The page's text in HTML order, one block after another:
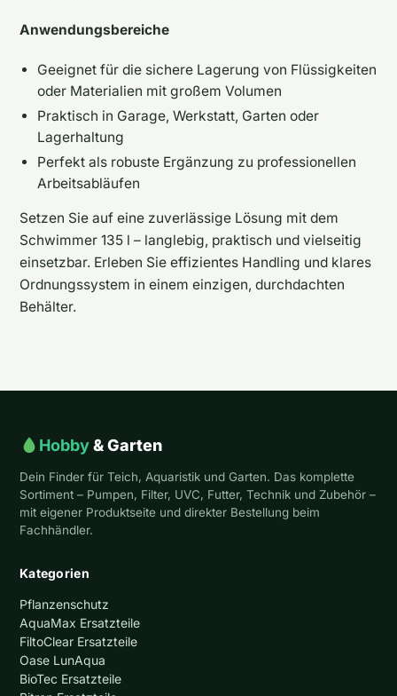
Anwendungsbereiche
Geeignet für die sichere Lagerung von Flüssigkeiten
oder Materialien mit großem Volumen
Praktisch in Garage, Werkstatt, Garten oder
Lagerhaltung
Perfekt als robuste Ergänzung zu professionellen
Arbeitsabläufen
Setzen Sie auf eine zuverlässige Lösung mit dem
Schwimmer 135 l – langlebig, praktisch und vielseitig
einsetzbar. Erleben Sie effizientes Handling und klares
Ordnungssystem in einem einzigen, durchdachten
Behälter.
Hobby& Garten
Dein Finder für Teich, Aquaristik und Garten. Das komplette
Sortiment – Pumpen, Filter, UVC, Futter, Technik und Zubehör –
mit eigener Produktseite und direkter Bestellung beim
Fachhändler.
Kategorien
Pflanzenschutz
AquaMax Ersatzteile
FiltoClear Ersatzteile
Oase LunAqua
BioTec Ersatzteile